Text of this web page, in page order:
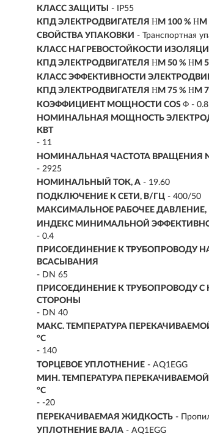
КЛАСС ЗАЩИТЫ
- IP55
КПД ЭЛЕКТРОДВИГАТЕЛЯ ΗM 100 % ΗM
СВОЙСТВА УПАКОВКИ - Транспортная
КЛАСС НАГРЕВОСТОЙКОСТИ
КПД ЭЛЕКТРОДВИГАТЕЛЯ ΗM 50 % ΗM
КЛАСС ЭФФЕКТИВНОСТИ
КПД ЭЛЕКТРОДВИГАТЕЛЯ ΗM 75 % ΗM
КОЭФФИЦИЕНТ МОЩНОСТИ COS Φ -
НОМИНАЛЬНАЯ МОЩНОСТЬ
КВТ
- 11
НОМИНАЛЬНАЯ ЧАСТОТА ВРАЩЕНИЯ
- 2925
НОМИНАЛЬНЫЙ ТОК, А - 19.60
ПОДКЛЮЧЕНИЕ К СЕТИ, В/ГЦ - 400/50
МАКСИМАЛЬНОЕ РАБОЧЕЕ ДАВЛЕНИЕ,
ИНДЕКС МИНИМАЛЬНОЙ
- 0.4
ПРИСОЕДИНЕНИЕ К ТРУБОПРОВОДУ
ВСАСЫВАНИЯ
- DN 65
ПРИСОЕДИНЕНИЕ К ТРУБОПРОВОДУ С
СТОРОНЫ
- DN 40
МАКС. ТЕМПЕРАТУРА
°C
- 140
ТОРЦЕВОЕ УПЛОТНЕНИЕ - AQ1EGG
МИН. ТЕМПЕРАТУРА
°C
- -20
ПЕРЕКАЧИВАЕМАЯ ЖИДКОСТЬ -
УПЛОТНЕНИЕ ВАЛА - AQ1EGG